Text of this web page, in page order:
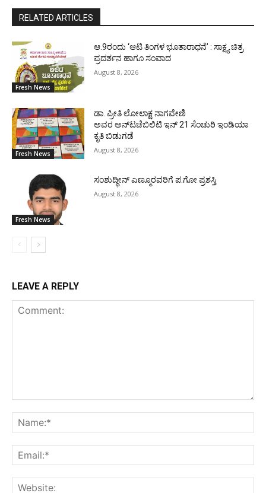
RELATED ARTICLES
Fresh News
ಆ.9ರಂದು ‘ಆಟಿ ತಿಂಗಳ ಭೂತಾರಾಧನೆ’ : ಸಾಕ್ಷ್ಯ ಚಿತ್ರ
ಪ್ರದರ್ಶನ ಹಾಗೂ ಸಂವಾದ
August 8, 2026
Fresh News
ಡಾ. ಪ್ರೀತಿ ಲೋಲಾಕ್ಷ ನಾಗವೇಣಿ
ಅವರ ಅನ್‌ಟಚೆಬಿಲಿಟಿ ಇನ್ 21 ಸೆಂಚುರಿ ಇಂಡಿಯಾ
ಕೃತಿ ಬಿಡುಗಡೆ
August 8, 2026
Fresh News
ಸಂಶುದ್ಧೀನ್ ಎಣ್ಮೂರವರಿಗೆ ಪ.ಗೋ ಪ್ರಶಸ್ತಿ
August 8, 2026
LEAVE A REPLY